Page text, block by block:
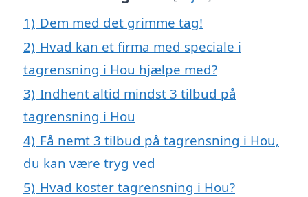
1) Dem med det grimme tag!
2) Hvad kan et firma med speciale i
tagrensning i Hou hjælpe med?
3) Indhent altid mindst 3 tilbud på
tagrensning i Hou
4) Få nemt 3 tilbud på tagrensning i Hou,
du kan være tryg ved
5) Hvad koster tagrensning i Hou?